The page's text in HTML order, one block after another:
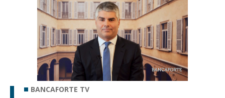
BANCAFORTE TV